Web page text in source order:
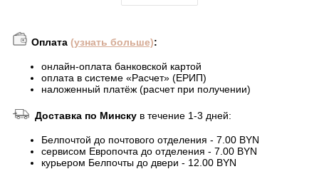
Оплата (узнать больше):
онлайн-оплата банковской картой
оплата в системе «Расчет» (ЕРИП)
наложенный платёж (расчет при получении)
Доставка по Минску в течение 1-3 дней:
Белпочтой до почтового отделения - 7.00 BYN
сервисом Европочта до отделения - 7.00 BYN
курьером Белпочты до двери - 12.00 BYN